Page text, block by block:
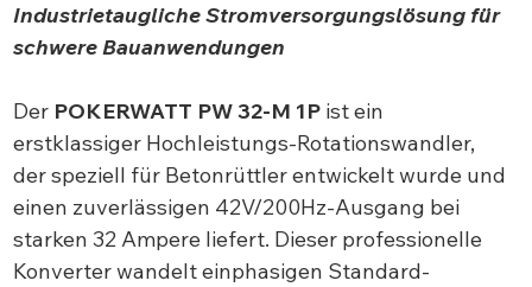
Industrietaugliche Stromversorgungslösung für
schwere Bauanwendungen
Der POKERWATT PW 32-M 1Pist ein
erstklassiger Hochleistungs-Rotationswandler,
der speziell für Betonrüttler entwickelt wurde und
einen zuverlässigen 42V/200Hz-Ausgang bei
starken 32 Ampere liefert. Dieser professionelle
Konverter wandelt einphasigen Standard-